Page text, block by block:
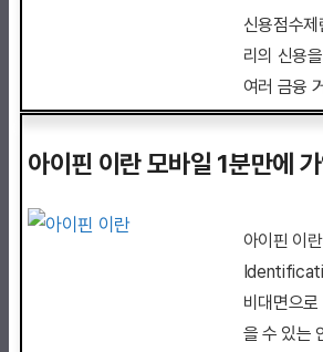
신용점수
리의 신용
여러 금융
로 계산됩
내는 수치
는 방법에
아이핀 이란 모바일 1분만에
아이핀 이
비대면으
을 수 있는